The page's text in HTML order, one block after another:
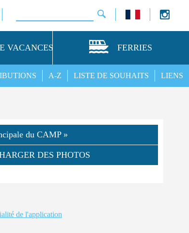
VACANCES FERRIES
LIENS
LISTE DE SOUHAITS
A-Z
du CAMP »
DES PHOTOS
de l'application